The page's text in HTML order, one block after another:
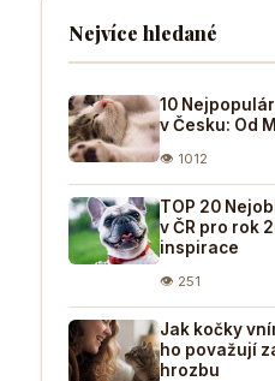
Nejvíce hledané
10
v Česku: Od
👁 1012
TOP 20
v ČR pro rok
inspirace
👁 251
Jak kočky
ho považují
hrozbu